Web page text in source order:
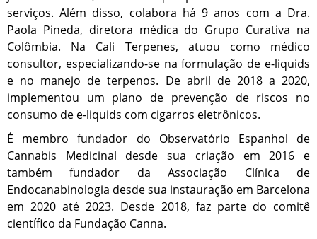
serviços. Além disso, colabora há 9 anos com a Dra.
Paola Pineda, diretora médica do Grupo Curativa na
Colômbia. Na Cali Terpenes, atuou como médico
consultor, especializando-se na formulação de e-liquids
e no manejo de terpenos. De abril de 2018 a 2020,
implementou um plano de prevenção de riscos no
consumo de e-liquids com cigarros eletrônicos.
É membro fundador do Observatório Espanhol de
Cannabis Medicinal desde sua criação em 2016 e
também fundador da Associação Clínica de
Endocanabinologia desde sua instauração em Barcelona
em 2020 até 2023. Desde 2018, faz parte do comitê
científico da Fundação Canna.